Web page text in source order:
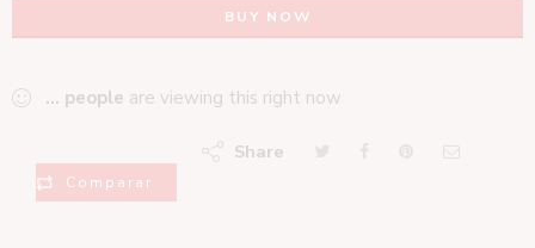
BUY NOW
... people are viewing this right now
Comparar
Share